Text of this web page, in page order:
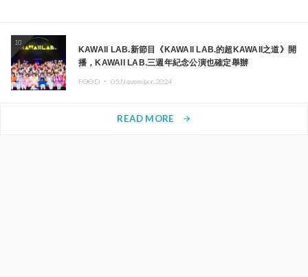
10
KAWAII LAB.新節目《KAWAII LAB.的超KAWAII之道》開
播，KAWAII LAB.三週年紀念公演也確定舉辦
FOOD ・ 05.November.2024
READ MORE arrow_forward